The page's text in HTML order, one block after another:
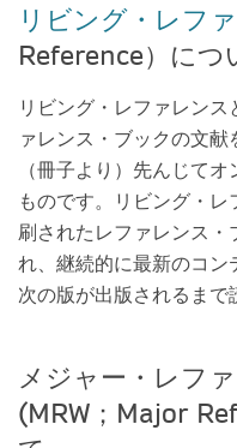
リビング・レフ
Reference）につ
リビング・レファレン
ァレンス・ブックの文献
（冊子より）先んじて
ものです。リビング・
刷されたレファレンス・
れ、継続的に最新のコン
次の版が出版されるまで
メジャー・レフ
(MRW；Major